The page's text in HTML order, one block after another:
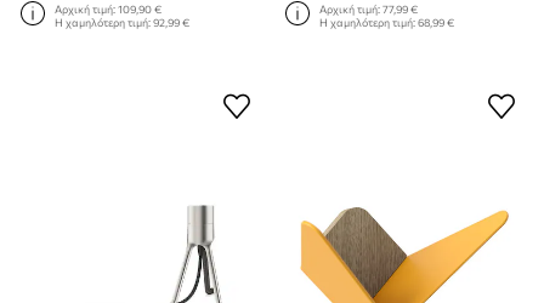
Αρχική τιμή:109,90 €
Η χαμηλότερη τιμή:92,99 €
Αρχική τιμή:77,99 €
Η χαμηλότερη τιμή:68,99 €